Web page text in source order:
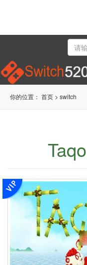
你的位置： 首页 > switch